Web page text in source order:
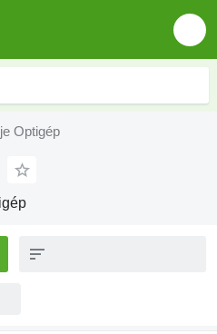
Optigép